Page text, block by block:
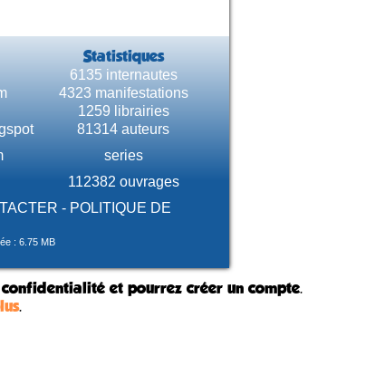
Statistiques
6135 internautes
4323 manifestations
1259 librairies
81314 auteurs
series
112382 ouvrages
- POLITIQUE DE
: 6.75 MB
et pourrez créer un compte.
.